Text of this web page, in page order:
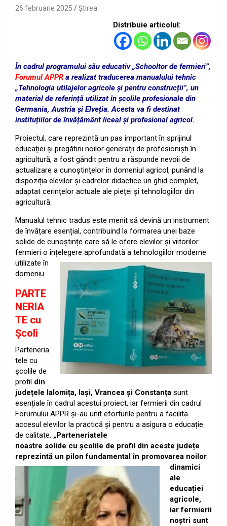
26 februarie 2025 Ştirea
Distribuie articolul:
În cadrul programului său educativ „Schooltor de fermieri”,
Forumul APPR a realizat traducerea manualului tehnic
„Tehnologia utilajelor agricole și pentru construcții”, un
material de referință utilizat în școlile profesionale din
Germania, Austria și Elveția. Acesta va fi destinat
instituțiilorde învățământ liceal și profesional agricol.
Proiectul, care reprezintă un pas important în sprijinul
educației și pregătirii noilor generații de profesioniști în
agricultură, a fost gândit pentru a răspunde nevoii de
actualizare a cunoștințelorîn domeniul agricol, punând la
dispoziția elevilor și cadrelor didactice un ghid complet,
adaptat cerințelor actuale ale pieței și tehnologiilor din
agricultură.
Manualul tehnic tradus este menit să devină un instrument
de învățare esențial, contribuind la formarea unei baze
solide de cunoștințe care să le ofere elevilor și viitorilor
fermieri o înțelegere aprofundată a tehnologiilor moderne
utilizate în
domeniu.
PARTE
NERIA
TE cu
Şcoli
Parteneria
tele cu
școlile de
profil din
județele Ialomița, Iași, Vrancea și Constanța sunt
esențialeîn cadrul acestui proiect, iar fermierii din cadrul
Forumului APPR și-au unit eforturile pentru a facilita
accesul elevilor la practică și pentru a asigura o educație
de calitate. „Parteneriatele
noastre solide cu școlile de profil din aceste județe
reprezintă un pilon fundamental în promovarea noilor
dinamici
ale
educației
agricole,
iar fermierii
noștri sunt